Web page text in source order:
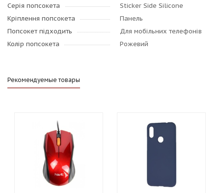
Серія попсокета
Sticker Side Silicone
Кріплення попсокета
Панель
Попсокет підходить
Для мобільних телефонів
Колір попсокета
Рожевий
Рекомендуемые товары